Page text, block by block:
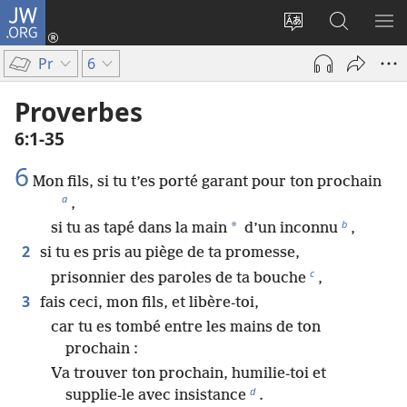
JW.ORG
Changer
langue
Se
connecter
sur
JW.ORG
Pr 6
Proverbes
6​:​1-35
6 Mon fils, si tu t’es porté garant pour ton prochain
a ,
si tu as tapé dans la main * d’un inconnu b ,
2 si tu es pris au piège de ta promesse,
prisonnier des paroles de ta bouche c ,
3 fais ceci, mon fils, et libère-toi,
car tu es tombé entre les mains de ton
prochain :
Va trouver ton prochain, humilie-toi et
supplie-le avec insistance d .